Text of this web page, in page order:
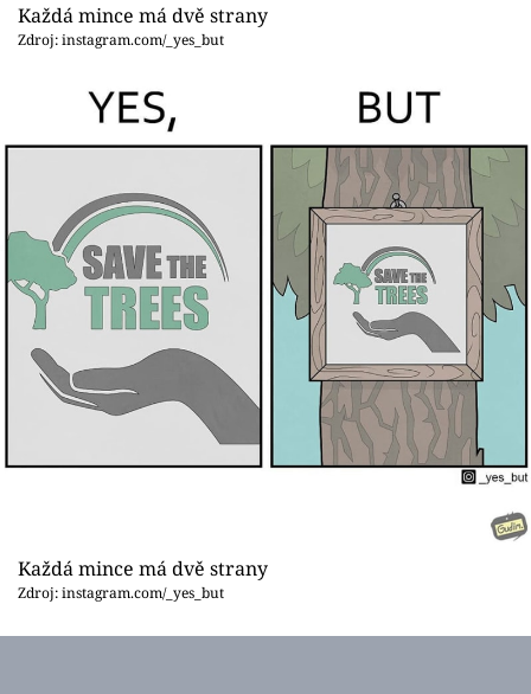
Každá mince má dvě strany
Zdroj: instagram.com/_yes_but
Každá mince má dvě strany
Zdroj: instagram.com/_yes_but